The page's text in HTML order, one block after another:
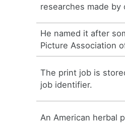
researches made by
He named it after
Picture Association
The print job is
job identifier.
An American herbal